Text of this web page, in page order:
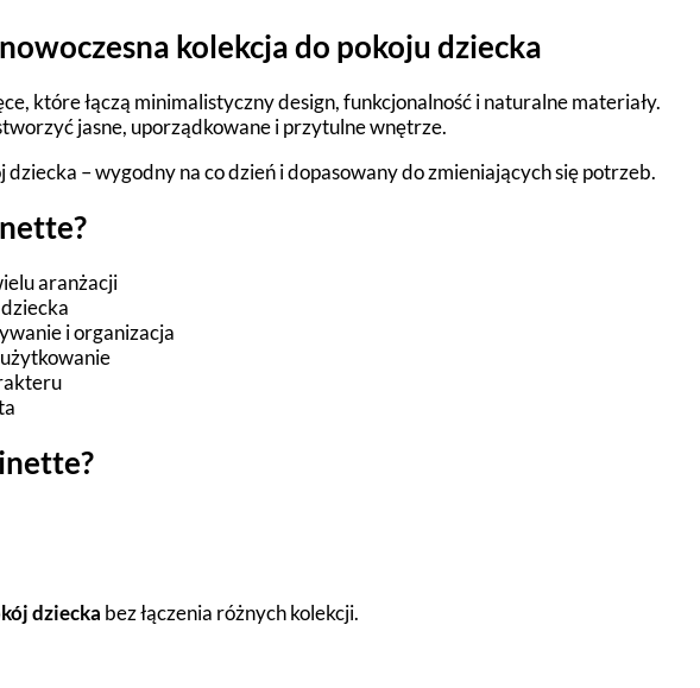
kolekcja do pokoju dziecka
które łączą minimalistyczny design, funkcjonalność i naturalne materiały.
jasne, uporządkowane i przytulne wnętrze.
dziecka – wygodny na co dzień i dopasowany do zmieniających się potrzeb.
aranżacji
i organizacja
dziecka bez łączenia różnych kolekcji.